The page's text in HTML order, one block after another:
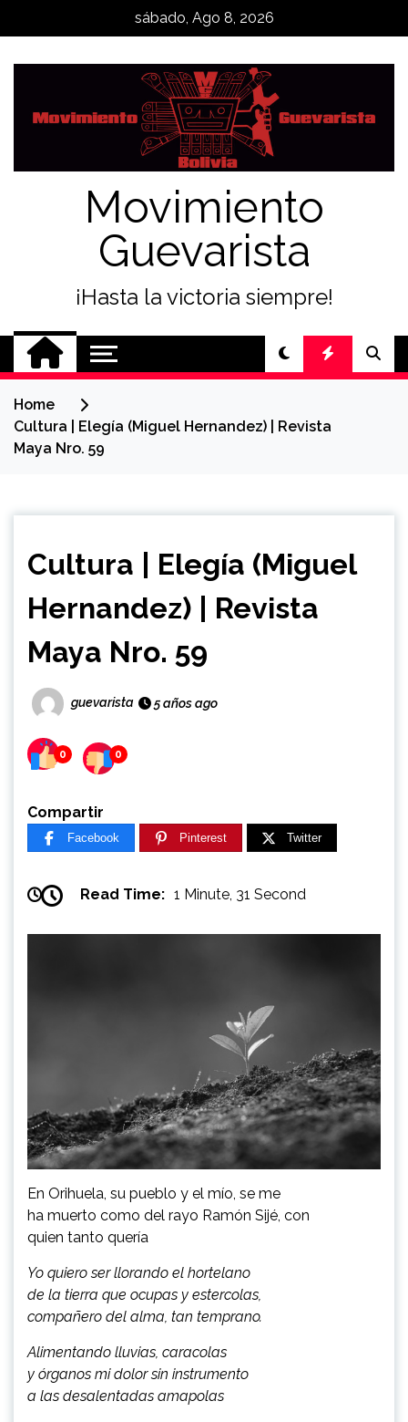
sábado, Ago 8, 2026
Movimiento
Guevarista
¡Hasta la victoria siempre!
Home
Cultura | Elegía (Miguel Hernandez) | Revista
Maya Nro. 59
Cultura | Elegía (Miguel
Hernandez) | Revista
Maya Nro. 59
guevarista 5 años ago
0 0
Compartir
Facebook Pinterest Twitter
Read Time: 1 Minute, 31 Second
En Orihuela, su pueblo y el mío, se me
ha muerto como del rayo Ramón Sijé, con
quien tanto quería
Yo quiero ser llorando el hortelano
de la tierra que ocupas y estercolas,
compañero del alma, tan temprano.
Alimentando lluvias, caracolas
y órganos mi dolor sin instrumento
a las desalentadas amapolas